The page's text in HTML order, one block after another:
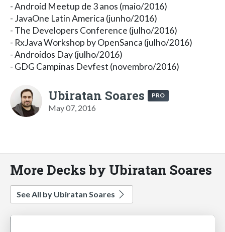
- Android Meetup de 3 anos (maio/2016)
- JavaOne Latin America (junho/2016)
- The Developers Conference (julho/2016)
- RxJava Workshop by OpenSanca (julho/2016)
- Androidos Day (julho/2016)
- GDG Campinas Devfest (novembro/2016)
Ubiratan Soares PRO
May 07, 2016
More Decks by Ubiratan Soares
See All by Ubiratan Soares